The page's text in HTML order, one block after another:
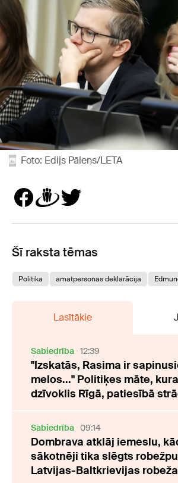
Foto: Edijs Pālens/LETA
Šī raksta tēmas
Politika amatpersonas deklarācija
Lasītākie
Sabiedrība 12:39
"Izskatās, Rasima ir
melos..." Politiķes māte,
dzīvoklis Rīgā, patiesībā
Sabiedrība 09:14
Dombrava atklāj iemeslu,
sākotnēji tika slēgts
Latvijas-Baltkrievijas